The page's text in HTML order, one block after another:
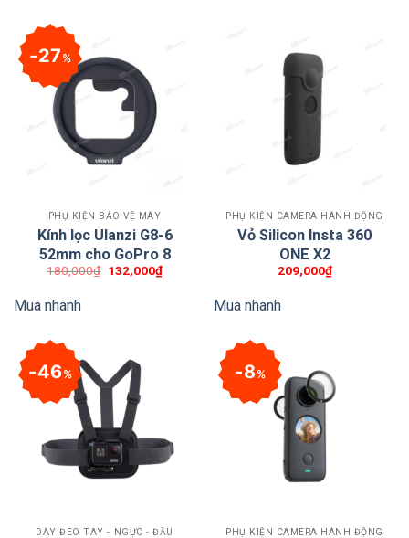
27%
PHỤ KIỆN BẢO VỆ MÁY
Kính lọc Ulanzi G8-6
52mm cho GoPro 8
180,000₫ Giá
132,000₫Giá
hiện
Mua nhanh
PHỤ KIỆN CAMERA HÀNH ĐỘNG
Vỏ Silicon Insta 360
ONE X2
209,000₫
Mua nhanh
46%
DÂY ĐEO TAY - NGỰC - ĐẦU
8%
PHỤ KIỆN CAMERA HÀNH ĐỘNG